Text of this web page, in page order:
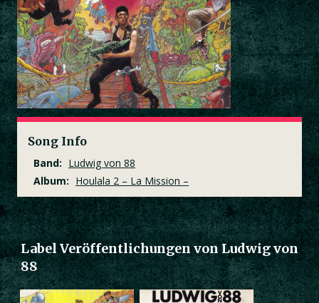
Song Info
Band: Ludwig von 88
Album: Houlala 2 – La Mission –
Label Veröffentlichungen von Ludwig von
88